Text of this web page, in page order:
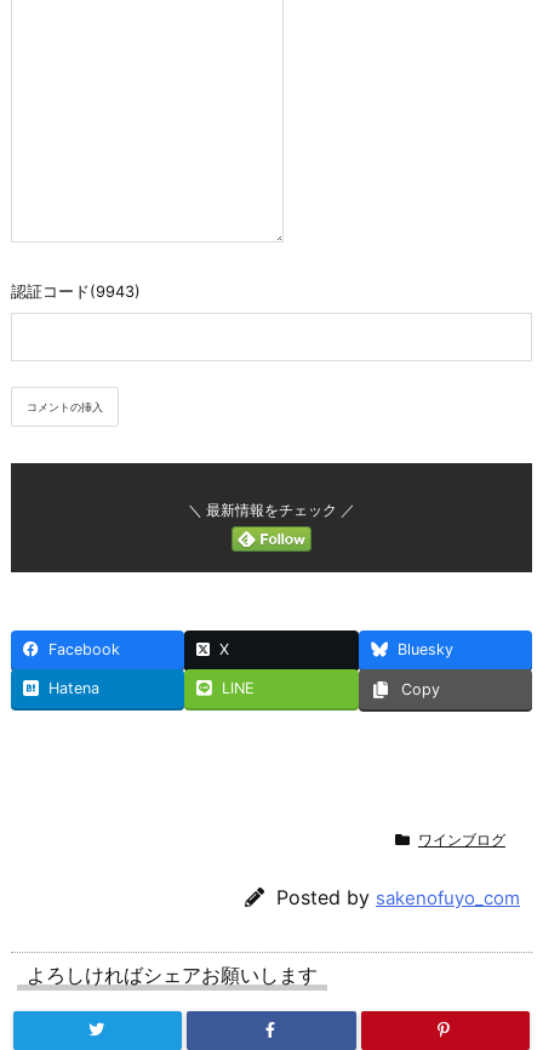
認証コード(9943)
＼ 最新情報をチェック ／
Facebook X Bluesky
Hatena LINE Copy
ワインブログ
Posted by sakenofuyo_com
よろしければシェアお願いします